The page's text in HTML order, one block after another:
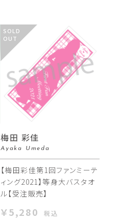
SOLD
OUT
梅田 彩佳
Ayaka Umeda
【梅田彩佳第1回ファンミーテ
ィング2021】等身大バスタオ
ル【受注販売】
￥5,280 税込